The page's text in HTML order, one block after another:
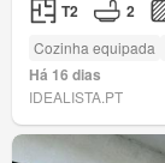
T2 2
Cozinha equipada
Há 16 dias
IDEALISTA.PT